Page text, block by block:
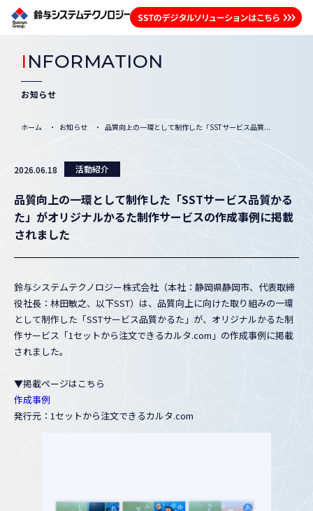
INFORMATION
お知らせ
ホーム お知らせ 品質向上の一環として制作した「SSTサービス品質...
2026.06.18 活動紹介
品質向上の一環として制作した「SSTサービス品質かる
た」がオリジナルかるた制作サービスの作成事例に掲載
されました
鈴与システムテクノロジー株式会社（本社：静岡県静岡市、代表取締
役社長：林田敏之、以下SST）は、品質向上に向けた取り組みの一環
として制作した「SSTサービス品質かるた」が、オリジナルかるた制
作サービス「1セットから注文できるカルタ.com」の作成事例に掲載
されました。
▼掲載ページはこちら
作成事例
発行元：1セットから注文できるカルタ.com